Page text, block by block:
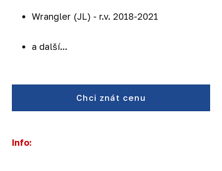
Wrangler (JL) - r.v. 2018-2021
a další...
Chci znát cenu
Info: